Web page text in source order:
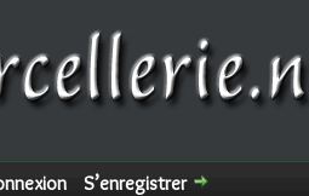
S’enregistrer